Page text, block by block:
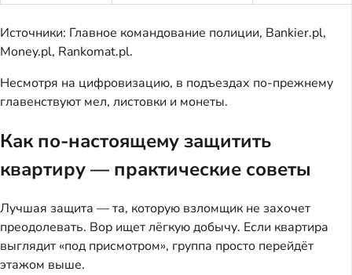
Источники: Главное командование полиции, Bankier.pl,
Money.pl, Rankomat.pl.
Несмотря на цифровизацию, в подъездах по-прежнему
главенствуют мел, листовки и монеты.
Как по-настоящему защитить
квартиру — практические советы
Лучшая защита — та, которую взломщик не захочет
преодолевать. Вор ищет лёгкую добычу. Если квартира
выглядит «под присмотром», группа просто перейдёт
этажом выше.